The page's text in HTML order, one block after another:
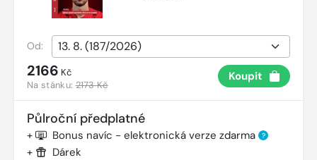
Od:
2166 Kč
Na stánku:2173 Kč
Koupit
Půlroční předplatné
+ Bonus navíc - elektronická verze zdarma ?
+ Dárek